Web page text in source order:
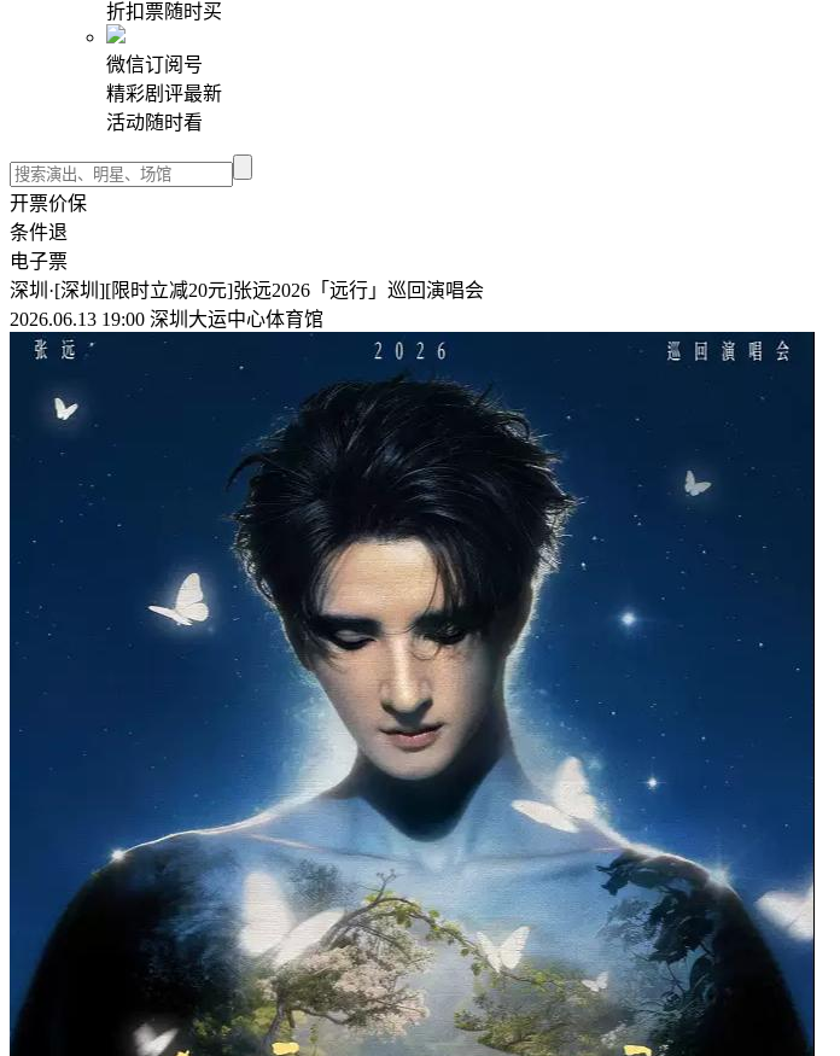
折扣票随时买
微信订阅号
精彩剧评最新
活动随时看
开票价保
条件退
电子票
深圳·[深圳][限时立减20元]张远2026「远行」巡回演唱会
2026.06.13 19:00 深圳大运中心体育馆